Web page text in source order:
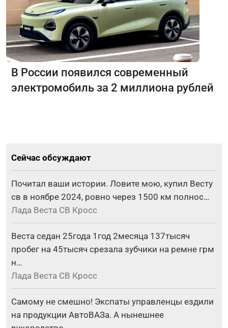
В России появился современный
электромобиль за 2 миллиона рублей
Сейчас обсуждают
Почитал ваши истории. Ловите мою, купил Весту
св в ноябре 2024, ровно через 1500 км полнос…
Лада Веста СВ Кросс
Веста седан 25года 1год 2месяца 137тысяч
пробег на 45тысяч срезала зубчики на ремне грм
н…
Лада Веста СВ Кросс
Самому не смешно! Экспаты управленцы ездили
на продукции АвтоВАЗа. А нынешнее